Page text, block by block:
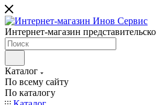
Интернет-магазин
Каталог
По всему сайту
По каталогу